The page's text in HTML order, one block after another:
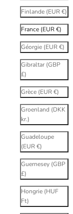
Finlande (EUR €)
France (EUR €)
Géorgie (EUR €)
Gibraltar (GBP
£)
Grèce (EUR €)
Groenland (DKK
kr.)
Guadeloupe
(EUR €)
Guernesey (GBP
£)
Hongrie (HUF
Ft)